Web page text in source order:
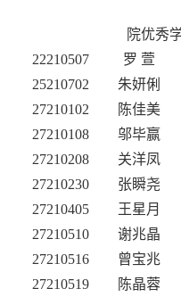
院优秀
22210507
罗 萱
25210702
朱妍俐
27210102
陈佳美
27210108
邬毕赢
27210208
关洋凤
27210230
张瞬尧
27210405
王星月
27210510
谢兆晶
27210516
曾宝兆
27210519
陈晶蓉